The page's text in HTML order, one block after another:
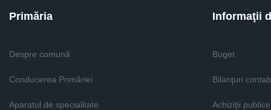
Primăria
Despre comună
Conducerea Primăriei
Aparatul de specialitate
Informaţii
Buget
Bilanţuri
Achiziţii publice